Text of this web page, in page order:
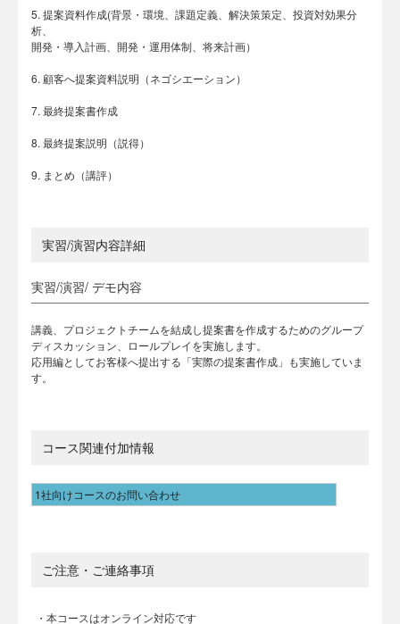
5. 提案資料作成(背景・環境、課題定義、解決策策定、投資対効果分
析、
開発・導入計画、開発・運用体制、将来計画）
6. 顧客へ提案資料説明（ネゴシエーション）
7. 最終提案書作成
8. 最終提案説明（説得）
9. まとめ（講評）
実習/演習内容詳細
実習/演習/ デモ内容
講義、プロジェクトチームを結成し提案書を作成するためのグループ
ディスカッション、ロールプレイを実施します。
応用編としてお客様へ提出する「実際の提案書作成」も実施していま
す。
コース関連付加情報
1社向けコースのお問い合わせ
ご注意・ご連絡事項
・本コースはオンライン対応です